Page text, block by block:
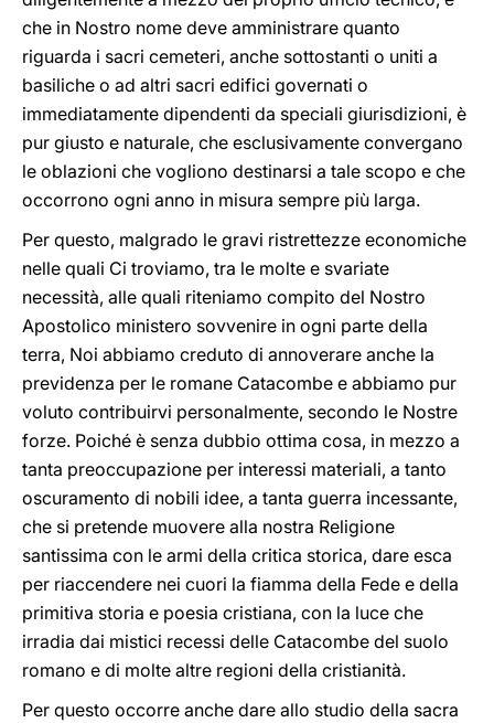
che in Nostro nome deve amministrare quanto
riguarda i sacri cemeteri, anche sottostanti o uniti a
basiliche o ad altri sacri edifici governati o
immediatamente dipendenti da speciali giurisdizioni, è
pur giusto e naturale, che esclusivamente convergano
le oblazioni che vogliono destinarsi a tale scopo e che
occorrono ogni anno in misura sempre più larga.
Per questo, malgrado le gravi ristrettezze economiche
nelle quali Ci troviamo, tra le molte e svariate
necessità, alle quali riteniamo compito del Nostro
Apostolico ministero sovvenire in ogni parte della
terra, Noi abbiamo creduto di annoverare anche la
previdenza per le romane Catacombe e abbiamo pur
voluto contribuirvi personalmente, secondo le Nostre
forze. Poiché è senza dubbio ottima cosa, in mezzo a
tanta preoccupazione per interessi materiali, a tanto
oscuramento di nobili idee, a tanta guerra incessante,
che si pretende muovere alla nostra Religione
santissima con le armi della critica storica, dare esca
per riaccendere nei cuori la fiamma della Fede e della
primitiva storia e poesia cristiana, con la luce che
irradia dai mistici recessi delle Catacombe del suolo
romano e di molte altre regioni della cristianità.
Per questo occorre anche dare allo studio della sacra